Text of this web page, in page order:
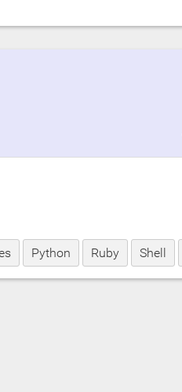
Python Ruby Shell